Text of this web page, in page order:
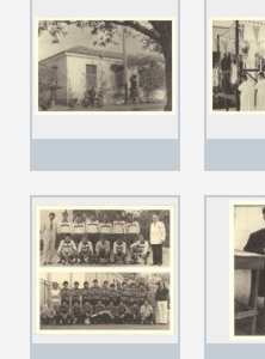
Συνεδριάσιων
Κοινοτικού
Συμβουλίου
Βριλησσίων
Αττικής